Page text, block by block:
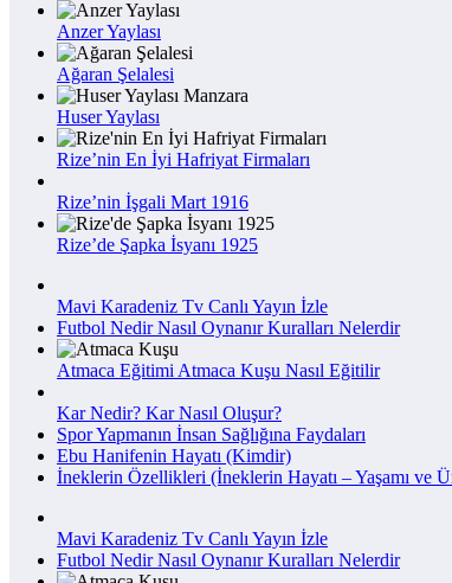
Anzer Yaylası
Ağaran Şelalesi
Huser Yaylası
Rize’nin En İyi Hafriyat Firmaları
Rize’nin İşgali Mart 1916
Rize’de Şapka İsyanı 1925
Mavi Karadeniz Tv Canlı Yayın İzle
Futbol Nedir Nasıl Oynanır Kuralları Nelerdir
Atmaca Eğitimi Atmaca Kuşu Nasıl Eğitilir
Kar Nedir? Kar Nasıl Oluşur?
Spor Yapmanın İnsan Sağlığına Faydaları
Ebu Hanifenin Hayatı (Kimdir)
İneklerin Özellikleri (İneklerin Hayatı – Yaşamı ve
Mavi Karadeniz Tv Canlı Yayın İzle
Futbol Nedir Nasıl Oynanır Kuralları Nelerdir